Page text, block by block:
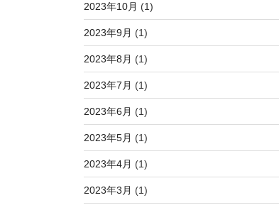
2023年10月 (1)
2023年9月 (1)
2023年8月 (1)
2023年7月 (1)
2023年6月 (1)
2023年5月 (1)
2023年4月 (1)
2023年3月 (1)